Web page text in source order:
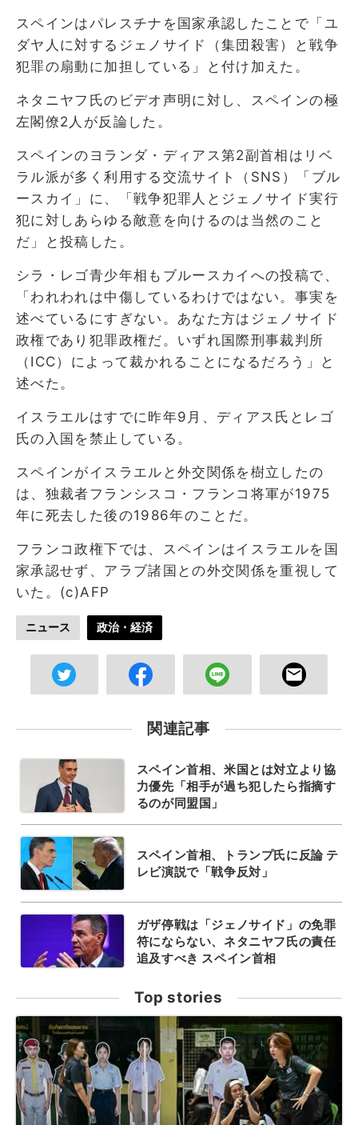
スペインはパレスチナを国家承認したことで「ユ
ダヤ人に対するジェノサイド（集団殺害）と戦争
犯罪の扇動に加担している」と付け加えた。
ネタニヤフ氏のビデオ声明に対し、スペインの極
左閣僚2人が反論した。
スペインのヨランダ・ディアス第2副首相はリベ
ラル派が多く利用する交流サイト（SNS）「ブル
ースカイ」に、「戦争犯罪人とジェノサイド実行
犯に対しあらゆる敵意を向けるのは当然のこと
だ」と投稿した。
シラ・レゴ青少年相もブルースカイへの投稿で、
「われわれは中傷しているわけではない。事実を
述べているにすぎない。あなた方はジェノサイド
政権であり犯罪政権だ。いずれ国際刑事裁判所
（ICC）によって裁かれることになるだろう」と
述べた。
イスラエルはすでに昨年9月、ディアス氏とレゴ
氏の入国を禁止している。
スペインがイスラエルと外交関係を樹立したの
は、独裁者フランシスコ・フランコ将軍が1975
年に死去した後の1986年のことだ。
フランコ政権下では、スペインはイスラエルを国
家承認せず、アラブ諸国との外交関係を重視して
いた。(c)AFP
ニュース 政治・経済
関連記事
スペイン首相、米国とは対立より協
力優先「相手が過ち犯したら指摘す
るのが同盟国」
スペイン首相、トランプ氏に反論 テ
レビ演説で「戦争反対」
ガザ停戦は「ジェノサイド」の免罪
符にならない、ネタニヤフ氏の責任
追及すべき スペイン首相
Top stories